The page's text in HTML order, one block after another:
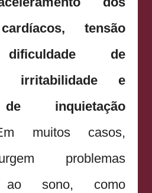
tensão
de
irritabilidade e
inquietação
muitos casos,
problemas
ao sono, como